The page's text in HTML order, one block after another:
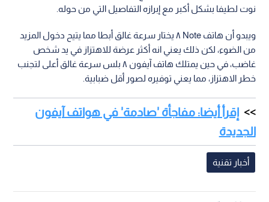
نوت لطيفا بشكل أكبر مع إبرازه التفاصيل التي من حوله.
ويبدو أن هاتف Note ٨ يختار سرعة غالق أبطا مما يتيح دخول المزيد
من الضوء، لكن ذلك يعني انه أكثر عرضة للاهتزاز في يد شخص
غاضب، في حين يمتلك هاتف آيفون ٨ بلس سرعة غالق أعلى لتجنب
خطر الاهتزاز، مما يعني توفيره لصور أقل ضبابية.
إقرأ أيضا: مفاجأة 'صادمة' في هواتف آيفون
الجديدة
أخبار تقنية